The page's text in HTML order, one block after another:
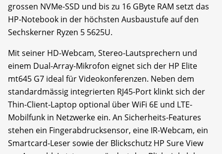
grossen NVMe-SSD und bis zu 16 GByte RAM setzt das
HP-Notebook in der höchsten Ausbaustufe auf den
Sechskerner Ryzen 5 5625U.
Mit seiner HD-Webcam, Stereo-Lautsprechern und
einem Dual-Array-Mikrofon eignet sich der HP Elite
mt645 G7 ideal für Videokonferenzen. Neben dem
standard­mässig integrierten RJ45-Port klinkt sich der
Thin-Client-Laptop optional über WiFi 6E und LTE-
Mobilfunk in Netzwerke ein. An Sicherheits-Features
stehen ein Fingerabdrucksensor, eine IR-Webcam, ein
Smartcard-Leser sowie der Blickschutz HP Sure View